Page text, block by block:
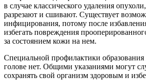
в случае классического удаления
разрезают и сшивают. Существует
инфицирования, потому после
избегать повреждения
за состоянием кожи на нем.
Специальной профилактики
голове нет. Общими указаниями могут
сохранять свой организм здоровым и